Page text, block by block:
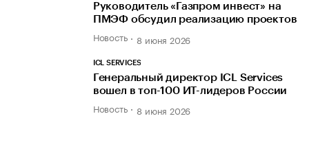
Руководитель «Газпром инвест» на
ПМЭФ обсудил реализацию проектов
Новость 8 июня 2026
ICL SERVICES
Генеральный директор ICL Services
вошел в топ-100 ИТ-лидеров России
Новость 8 июня 2026